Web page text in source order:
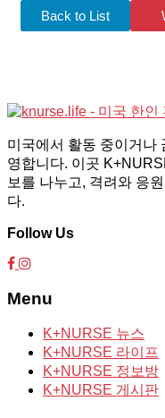
Back to List
미국에서 활동 중이거나
영합니다. 이곳
보를 나누고, 격려와 응
다.
Follow Us
Menu
K+NURSE 뉴스
K+NURSE 라이프
K+NURSE 정보방
K+NURSE 게시판